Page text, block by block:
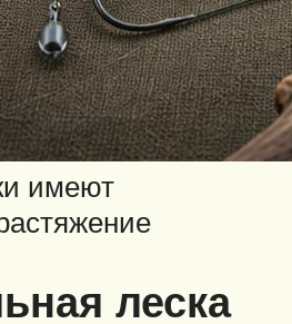
имеют
леска